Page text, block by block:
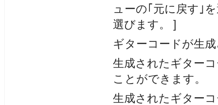
ューの｢元に戻す｣
選びます。 ]
ギターコードが生
生成されたギター
ことができます。
生成されたギター